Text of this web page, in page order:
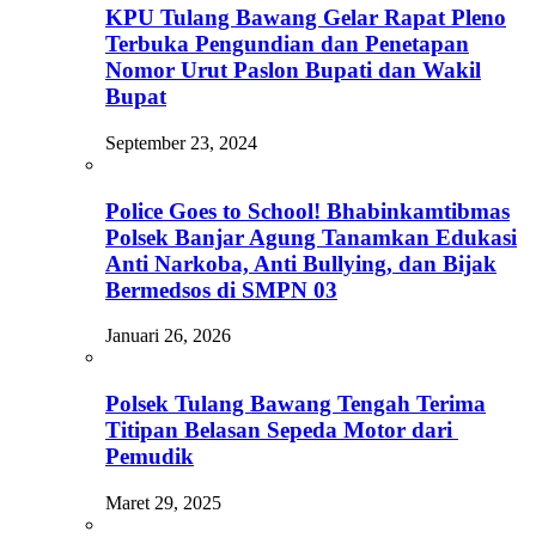
KPU Tulang Bawang Gelar Rapat Pleno
Terbuka Pengundian dan Penetapan
Nomor Urut Paslon Bupati dan Wakil
Bupat
September 23, 2024
Police Goes to School! Bhabinkamtibmas
Polsek Banjar Agung Tanamkan Edukasi
Anti Narkoba, Anti Bullying, dan Bijak
Bermedsos di SMPN 03
Januari 26, 2026
Polsek Tulang Bawang Tengah Terima
Titipan Belasan Sepeda Motor dari
Pemudik
Maret 29, 2025